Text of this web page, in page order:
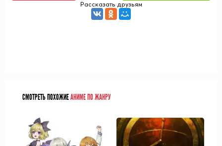
Рассказать друзьям
СМОТРЕТЬ ПОХОЖИЕАНИМЕ ПО ЖАНРУ